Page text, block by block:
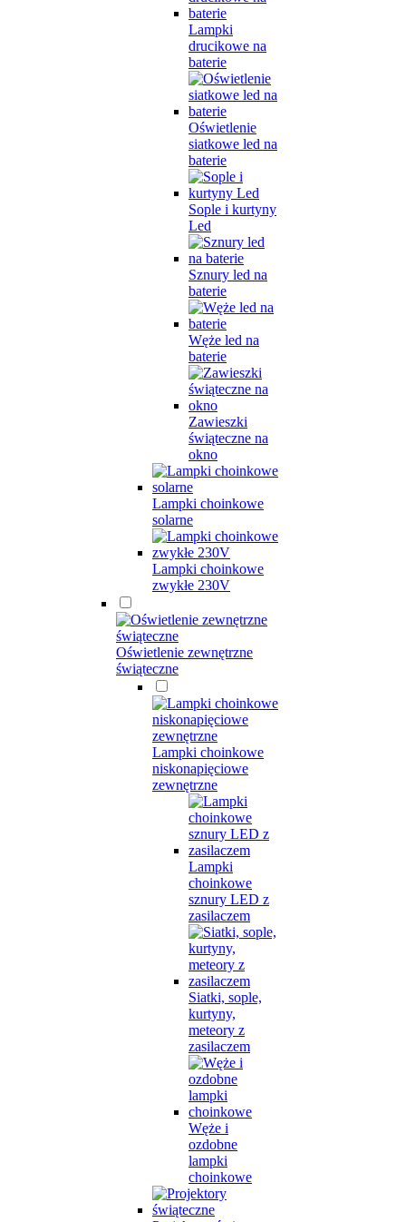
Lampki
drucikowe na
baterie
Oświetlenie
siatkowe led na
baterie
Sople i kurtyny
Led
Sznury led na
baterie
Węże led na
baterie
Zawieszki
świąteczne na
okno
Lampki choinkowe
solarne
Lampki choinkowe
zwykłe 230V
Oświetlenie zewnętrzne
świąteczne
Lampki choinkowe
niskonapięciowe
zewnętrzne
Lampki
choinkowe
sznury LED z
zasilaczem
Siatki, sople,
kurtyny,
meteory z
zasilaczem
Węże i
ozdobne
lampki
choinkowe